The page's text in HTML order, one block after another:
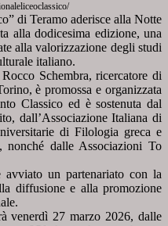
di Teramo aderisce alla Notte
alla dodicesima edizione, una
alla valorizzazione degli studi
italiano.
Schembra, ricercatore di
èpromossa e organizzata
Classico ed è sostenuta dal
dall’Associazione Italiana di
di Filologia greca e
dalle Associazioni To
un partenariato con la
diffusione e alla promozione
venerdì 27 marzo 2026, dalle